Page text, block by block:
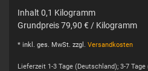
Inhalt 0,1 Kilogramm
Grundpreis79,90 € / Kilogramm
* inkl. ges. MwSt. zzgl. Versandkosten
Lieferzeit 1-3 Tage (Deutschland); 3-7 Tage